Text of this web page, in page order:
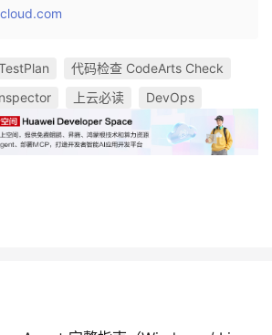
代码检查 CodeArts Check
上云必读 DevOps